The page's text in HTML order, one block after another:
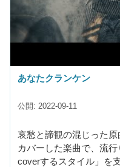
あなたクランケン
公開: 2022-09-11
哀愁と諦観の混じった
カバーした楽曲で、流
coverするスタイル」を